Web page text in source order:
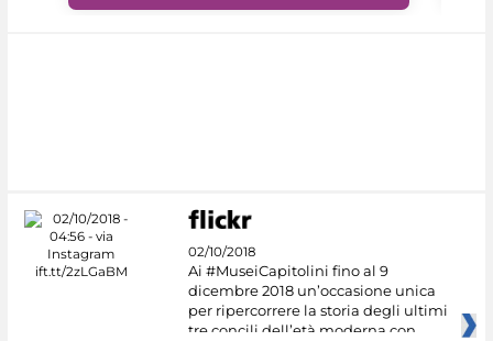
02/10/2018
Ai #MuseiCapitolini fino al 9
dicembre 2018 un’occasione unica
per ripercorrere la storia degli ultimi
tre concili dell’età moderna con